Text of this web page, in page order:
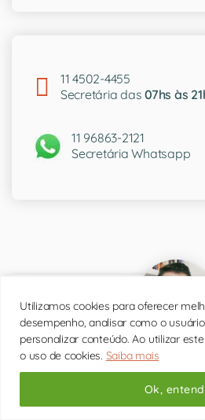
Utilizamos cookies para oferecer
desempenho, analisar como o
personalizar conteúdo. Ao utilizar
o uso de cookies. Saiba mais
Ok,
11 4502-4455
Secretária das07hs às
11 96863-2121
Secretária Whatsapp
Igor
CRP 06/